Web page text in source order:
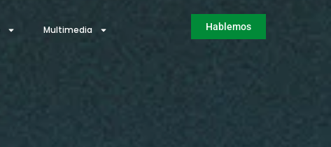
Multimedia Hablemos